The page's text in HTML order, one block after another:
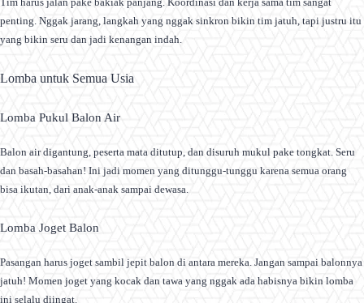
penting. Nggak jarang, langkah yang nggak sinkron bikin tim jatuh, tapi justru itu
yang bikin seru dan jadi kenangan indah.
Lomba untuk Semua Usia
Lomba Pukul Balon Air
Balon air digantung, peserta mata ditutup, dan disuruh mukul pake tongkat. Seru
dan basah-basahan! Ini jadi momen yang ditunggu-tunggu karena semua orang
bisa ikutan, dari anak-anak sampai dewasa.
Lomba Joget Balon
Pasangan harus joget sambil jepit balon di antara mereka. Jangan sampai balonnya
jatuh! Momen joget yang kocak dan tawa yang nggak ada habisnya bikin lomba
ini selalu diingat.